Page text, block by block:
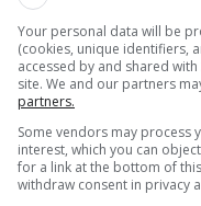
beson se
e “Los
cilësitë e tij teknike.
portugez
emra të tjerë që
Neves apo Vitinha.
Your personal data will be
(cookies, unique identifiers,
accessed by and shared
site. We and our partners
partners.
Some vendors may process
interest, which you can
for a link at the bottom of
withdraw consent in privacy